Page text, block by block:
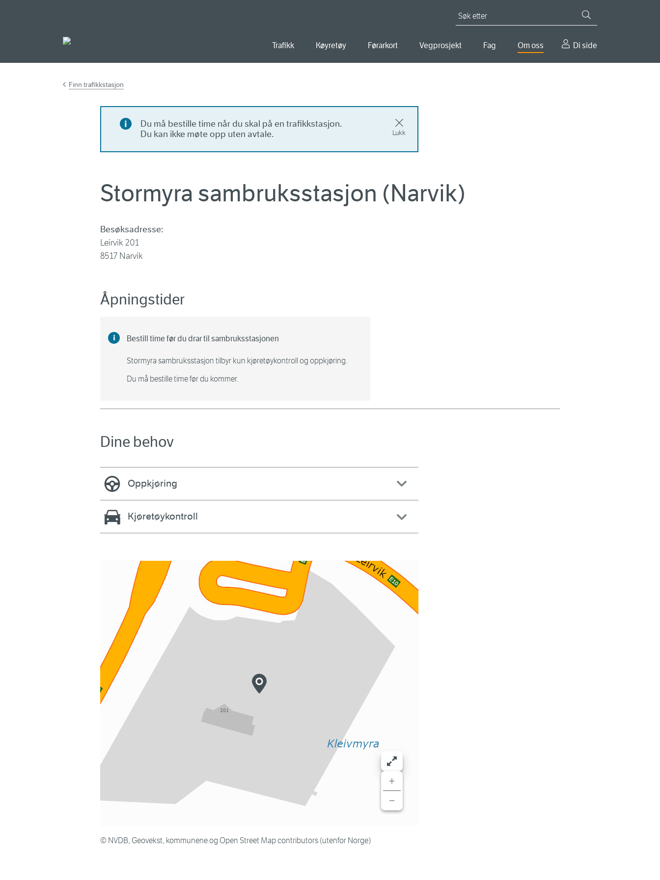
Trafikk Køyretøy Førarkort Vegprosjekt Fag Om oss Di side
Finn trafikkstasjon
Du må bestille time når du skal på en trafikkstasjon.
Du kan ikke møte opp uten avtale.
Lukk
Stormyra sambruksstasjon (Narvik)
Besøksadresse:
Leirvik 201
8517 Narvik
Åpningstider
Bestill time før du drar til sambruksstasjonen
Stormyra sambruksstasjon tilbyr kun kjøretøykontroll og oppkjøring.
Du må bestille time før du kommer.
Dine behov
Oppkjøring
Kjøretøykontroll
+
−
© NVDB, Geovekst, kommunene og Open Street Map contributors (utenfor Norge)